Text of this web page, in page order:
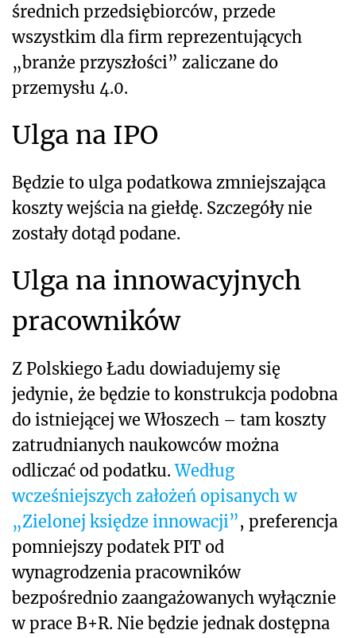
średnich przedsiębiorców, przede
wszystkim dla firm reprezentujących
„branże przyszłości” zaliczane do
przemysłu 4.0.
Ulga na IPO
Będzie to ulga podatkowa zmniejszająca
koszty wejścia na giełdę. Szczegóły nie
zostały dotąd podane.
Ulga na innowacyjnych
pracowników
Z Polskiego Ładu dowiadujemy się
jedynie, że będzie to konstrukcja podobna
do istniejącej we Włoszech – tam koszty
zatrudnianych naukowców można
odliczać od podatku.Według
wcześniejszych założeń opisanych w
„Zielonej księdze innowacji”, preferencja
pomniejszy podatek PIT od
wynagrodzenia pracowników
bezpośrednio zaangażowanych wyłącznie
w prace B+R. Nie będzie jednak dostępna